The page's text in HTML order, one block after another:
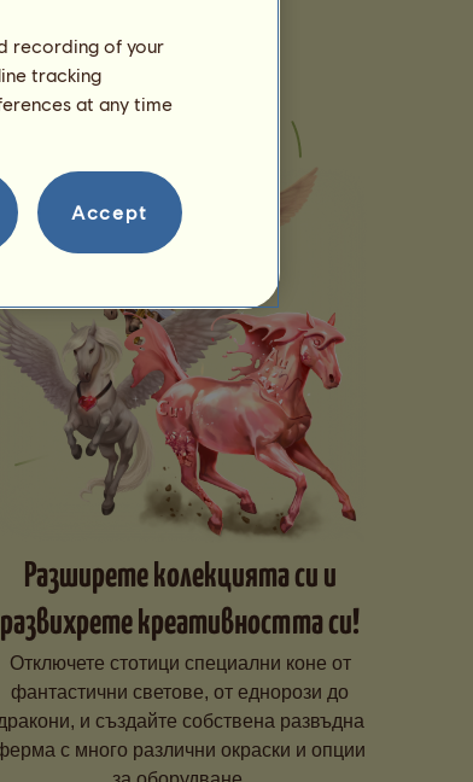
Разширете колекцията си и
развихрете креативността си!
Отключете стотици специални коне от
фантастични светове, от еднорози до
и създайте собствена развъдна
с много различни окраски и опции
recording of your
tracking
at any time
Accept